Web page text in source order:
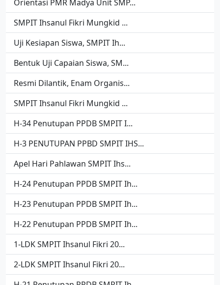
Orientasi PMR Madya Unit SMP...
SMPIT Ihsanul Fikri Mungkid ...
Uji Kesiapan Siswa, SMPIT Ih...
Bentuk Uji Capaian Siswa, SM...
Resmi Dilantik, Enam Organis...
SMPIT Ihsanul Fikri Mungkid ...
H-34 Penutupan PPDB SMPIT I...
H-3 PENUTUPAN PPBD SMPIT IHS...
Apel Hari Pahlawan SMPIT Ihs...
H-24 Penutupan PPDB SMPIT Ih...
H-23 Penutupan PPDB SMPIT Ih...
H-22 Penutupan PPDB SMPIT Ih...
1-LDK SMPIT Ihsanul Fikri 20...
2-LDK SMPIT Ihsanul Fikri 20...